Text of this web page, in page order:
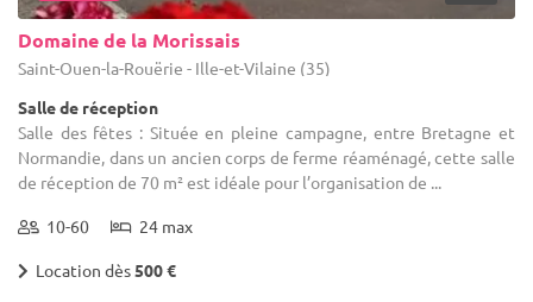
Domaine de la Morissais
Saint-Ouen-la-Rouërie - Ille-et-Vilaine (35)
Salle de réception
Salle des fêtes : Située en pleine campagne, entre Bretagne et
Normandie, dans un ancien corps de ferme réaménagé, cette salle
de réception de 70 m² est idéale pour l’organisation de ...
10-60 24 max
Location dès500 €